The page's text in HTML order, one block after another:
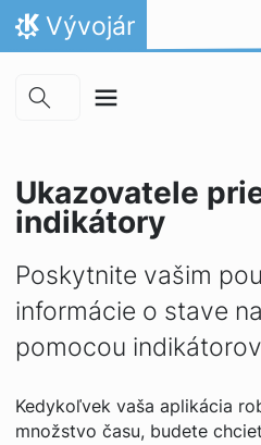
Skip to main content
Skip to content
Domov
Vývojár
Ukazovatele
indikátory
Poskytnite vašim
informácie o stave
pomocou
Kedykoľvek vaša aplikácia
množstvo času, budete